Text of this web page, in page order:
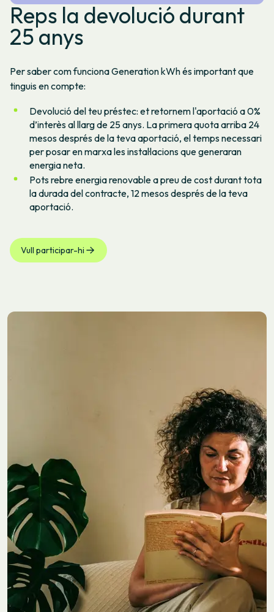
Reps la devolució durant
25 anys
Per saber com funciona Generation kWh és important que
tinguis en compte:
Devolució del teu préstec: et retornem l'aportació a 0%
d’interès al llarg de 25 anys. La primera quota arriba 24
mesos després de la teva aportació, el temps necessari
per posar en marxa les instal·lacions que generaran
energia neta.
Pots rebre energia renovable a preu de cost durant tota
la durada del contracte, 12 mesos després de la teva
aportació.
Vull participar-hi